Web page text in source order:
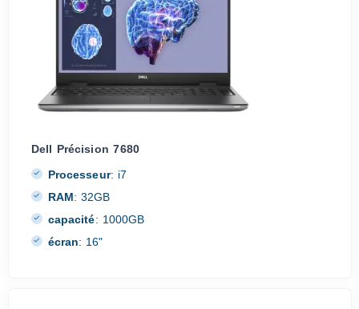
Dell Précision 7680
Processeur: i7
RAM: 32GB
capacité: 1000GB
écran: 16"